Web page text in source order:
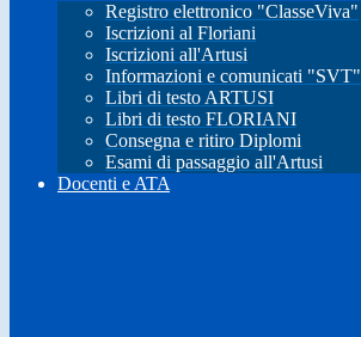
Registro elettronico "ClasseViva"
Iscrizioni al Floriani
Iscrizioni all'Artusi
Informazioni e comunicati "SVT"
Libri di testo ARTUSI
Libri di testo FLORIANI
Consegna e ritiro Diplomi
Esami di passaggio all'Artusi
Docenti e ATA